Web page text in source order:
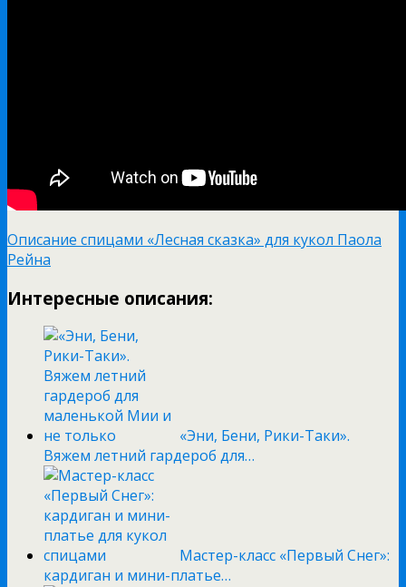
Описание спицами «Лесная сказка» для кукол Паола
Рейна
Интересные описания:
«Эни, Бени, Рики-Таки».
Вяжем летний гардероб для…
Мастер-класс «Первый Снег»:
кардиган и мини-платье…